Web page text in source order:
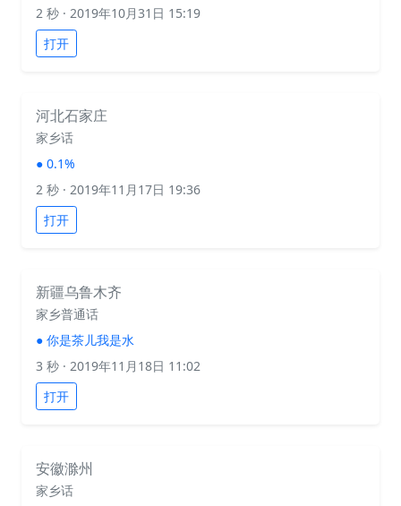
2 秒 · 2019年10月31日 15:19
打开
河北石家庄
家乡话
● 0.1%
2 秒 · 2019年11月17日 19:36
打开
新疆乌鲁木齐
家乡普通话
● 你是茶儿我是水
3 秒 · 2019年11月18日 11:02
打开
安徽滁州
家乡话